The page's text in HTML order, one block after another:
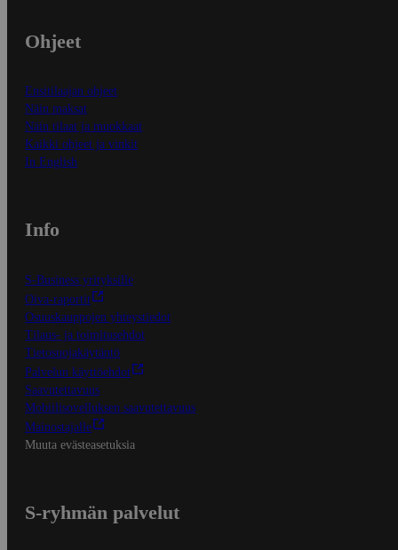
Ohjeet
Ensitilaajan ohjeet
Näin maksat
Näin tilaat ja muokkaat
Kaikki ohjeet ja vinkit
In English
Info
S-Business yrityksille
Oiva-raportit
Osuuskauppojen yhteystiedot
Tilaus- ja toimitusehdot
Tietosuojakäytäntö
Palvelun käyttöehdot
Saavutettavuus
Mobiilisovelluksen saavutettavuus
Mainostajalle
Muuta evästeasetuksia
S-ryhmän palvelut